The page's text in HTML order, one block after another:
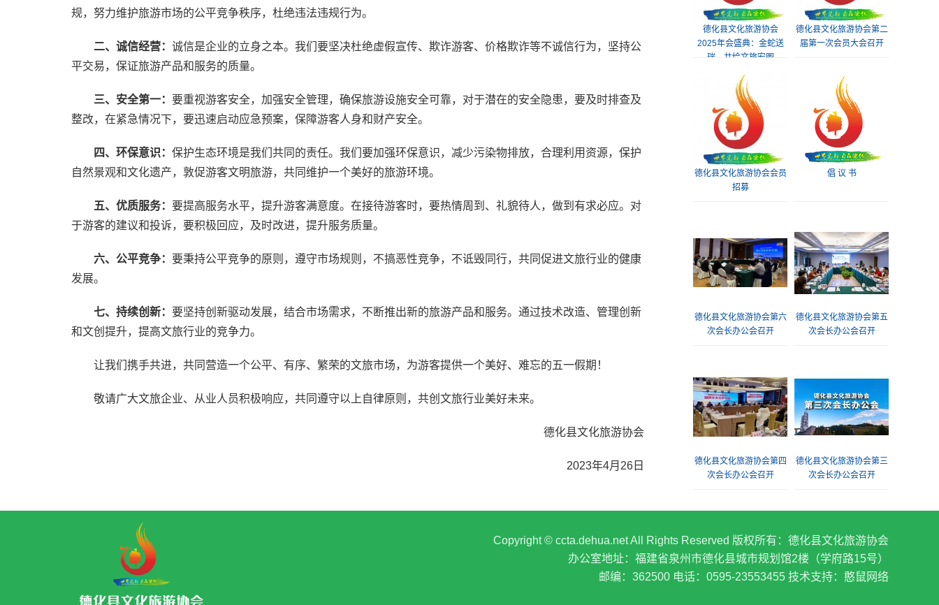
规，努力维护旅游市场的公平竞争秩序，杜绝违法违规行为。
二、诚信经营： 诚信是企业的立身之本。我们要坚决杜绝虚假宣传、欺诈游客、价格欺诈等不诚信行为，坚持公
平交易，保证旅游产品和服务的质量。
三、安全第一： 要重视游客安全，加强安全管理，确保旅游设施安全可靠，对于潜在的安全隐患，要及时排查及
整改，在紧急情况下，要迅速启动应急预案，保障游客人身和财产安全。
四、环保意识： 保护生态环境是我们共同的责任。我们要加强环保意识，减少污染物排放，合理利用资源，保护
自然景观和文化遗产，敦促游客文明旅游，共同维护一个美好的旅游环境。
五、优质服务： 要提高服务水平，提升游客满意度。在接待游客时，要热情周到、礼貌待人，做到有求必应。对
于游客的建议和投诉，要积极回应，及时改进，提升服务质量。
六、公平竞争： 要秉持公平竞争的原则，遵守市场规则，不搞恶性竞争，不诋毁同行，共同促进文旅行业的健康
发展。
七、持续创新： 要坚持创新驱动发展，结合市场需求，不断推出新的旅游产品和服务。通过技术改造、管理创新
和文创提升，提高文旅行业的竞争力。
让我们携手共进，共同营造一个公平、有序、繁荣的文旅市场，为游客提供一个美好、难忘的五一假期！
敬请广大文旅企业、从业人员积极响应，共同遵守以上自律原则，共创文旅行业美好未来。
德化县文化旅游协会
2023年4月26日
德化县文化旅游协会
2025年会盛典：金蛇送
瑞，共绘文旅宏图
德化县文化旅游协会第二
届第一次会员大会召开
德化县文化旅游协会会员
招募
倡 议 书
德化县文化旅游协会第六
次会长办公会召开
德化县文化旅游协会第五
次会长办公会召开
德化县文化旅游协会第四
次会长办公会召开
德化县文化旅游协会第三
次会长办公会召开
Copyright © ccta.dehua.net All Rights Reserved 版权所有：德化县文化旅游协会
办公室地址：福建省泉州市德化县城市规划馆2楼（学府路15号）
邮编：362500 电话：0595-23553455 技术支持：憨鼠网络